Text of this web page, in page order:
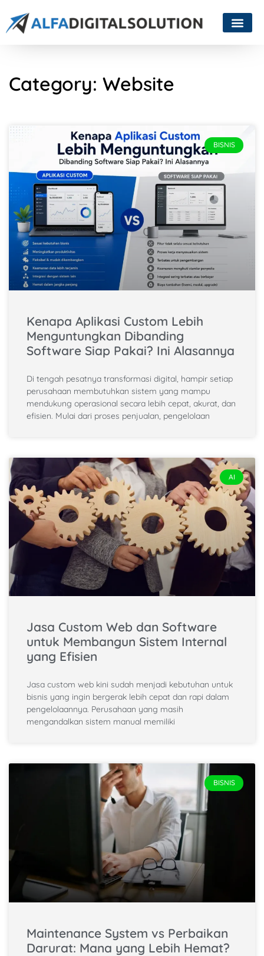
Category: Website
BISNIS
Kenapa Aplikasi Custom Lebih
Menguntungkan Dibanding
Software Siap Pakai? Ini Alasannya
Di tengah pesatnya transformasi digital, hampir setiap
perusahaan membutuhkan sistem yang mampu
mendukung operasional secara lebih cepat, akurat, dan
efisien. Mulai dari proses penjualan, pengelolaan
AI
Jasa Custom Web dan Software
untuk Membangun Sistem Internal
yang Efisien
Jasa custom web kini sudah menjadi kebutuhan untuk
bisnis yang ingin bergerak lebih cepat dan rapi dalam
pengelolaannya. Perusahaan yang masih
mengandalkan sistem manual memiliki
BISNIS
Maintenance System vs Perbaikan
Darurat: Mana yang Lebih Hemat?